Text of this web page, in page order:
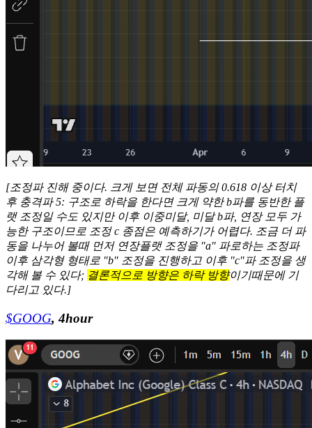
[조정파 진해 중이다. 크게 보면 전체 파동의 0.618 이상 터치
후 충격파 5: 구조로 하락을 한다면 크게 약한 b파를 동반한 플
랫 조정일 수도 있지만 이후 이중미달, 미달 b파, 연장 모두 가
능한 구조이므로 조정 c 종점은 예측하기가 어렵다. 조금 더 파
동을 나누어 볼때 먼저 연장플랫 조정을 "a" 파로하는 조정파
이후 삼각형 형태로 "b" 조정을 진행하고 이후 "c"파 조정을 생
각해 볼 수 있다; 결론적으로 방향은 하락 방향이기때문에 기
다리고 있다.]
$GOOG, 4hour